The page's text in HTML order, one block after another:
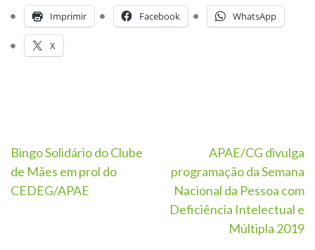
Imprimir Facebook WhatsApp
X
Bingo Solidário do Clube
de Mães em prol do
CEDEG/APAE
APAE/CG divulga
programação da Semana
Nacional da Pessoa com
Deficiência Intelectual e
Múltipla 2019